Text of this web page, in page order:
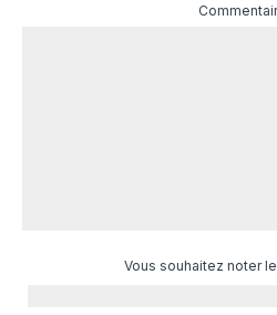
Vous souhaitez noter